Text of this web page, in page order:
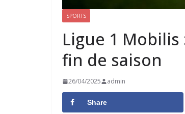
SPORTS
Ligue 1
fin de saison
26/04/2025 admin
Share